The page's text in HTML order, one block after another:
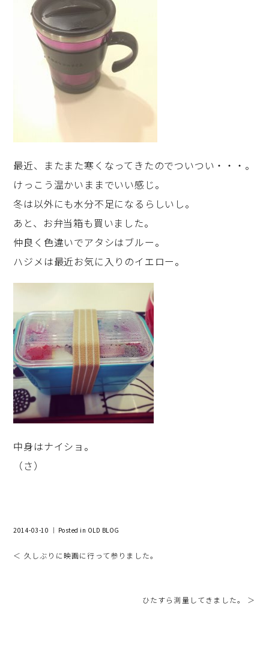
最近、またまた寒くなってきたのでついつい・・・。
けっこう温かいままでいい感じ。
冬は以外にも水分不足になるらしいし。
あと、お弁当箱も買いました。
仲良く色違いでアタシはブルー。
ハジメは最近お気に入りのイエロー。
中身はナイショ。
（さ）
2014-03-10 ｜ Posted in OLD BLOG
＜ 久しぶりに映画に行って参りました。
ひたすら測量してきました。 ＞